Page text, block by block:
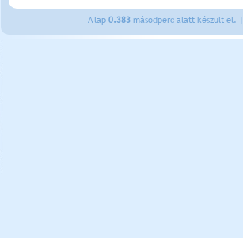
A lap 0.383 másodperc alatt készült el. |